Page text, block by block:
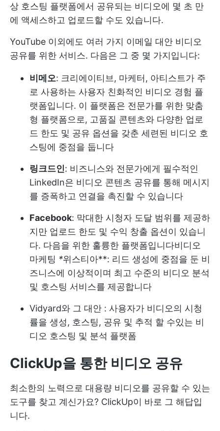
상 호스팅 플랫폼에서 공유되는 비디오에 몇 초 만
에 액세스하고 업로드할 수도 있습니다.
YouTube 이외에도 여러 가지 이메일 대안 비디오
공유를 위한 서비스. 다음은 그 중 몇 가지입니다:
비메오: 크리에이티브, 마케터, 아티스트가 주
로 사용하는 사용자 친화적인 비디오 경험 플
랫폼입니다. 이 플랫폼은 전문가를 위한 맞춤
형 플랫폼으로, 고품질 콘텐츠와 다양한 업로
드 한도 및 공유 옵션을 갖춘 세련된 비디오 호
스팅에 중점을 둡니다
링크드인: 비즈니스와 전문가에게 필수적인
LinkedIn은 비디오 콘텐츠 공유를 통해 메시지
를 증폭하고 연결을 촉진할 수 있습니다
Facebook: 막대한 시청자 도달 범위를 제공하
지만 업로드 한도 및 수익 창출 옵션이 있습니
다. 다음을 위한 훌륭한 플랫폼입니다비디오
마케팅 *위스티아**: 리드 생성에 중점을 둔 비
즈니스에 이상적이며 최고 수준의 비디오 분석
및 호스팅 서비스를 제공합니다
Vidyard와 그 대안 : 사용자가 비디오의 시청
률을 생성, 호스팅, 공유 및 추적 할 수있는 비
디오 호스팅 및 분석 플랫폼
ClickUp을 통한 비디오 공유
최소한의 노력으로 대용량 비디오를 공유할 수 있는
도구를 찾고 계신가요? ClickUp이 바로 그 해답입
니다.